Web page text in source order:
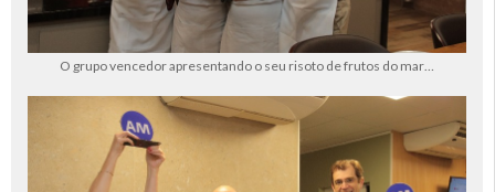
O grupo vencedor apresentando o seu risoto de frutos do mar…